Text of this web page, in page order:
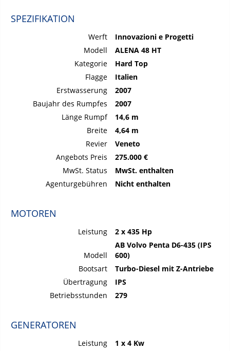
SPEZIFIKATION
Werft
Innovazioni e Progetti
Modell
ALENA 48 HT
Kategorie
Hard Top
Flagge
Italien
Erstwasserung
2007
Baujahr des Rumpfes
2007
Länge Rumpf
14,6 m
Breite
4,64 m
Revier
Veneto
Angebots Preis
275.000 €
MwSt. Status
MwSt. enthalten
Agenturgebühren
Nicht enthalten
MOTOREN
Leistung 2 x 435 Hp
Modell
AB Volvo Penta D6-435 (IPS
600)
Bootsart
Turbo-Diesel mit Z-Antriebe
Übertragung
IPS
Betriebsstunden
279
GENERATOREN
Leistung
1 x 4 Kw